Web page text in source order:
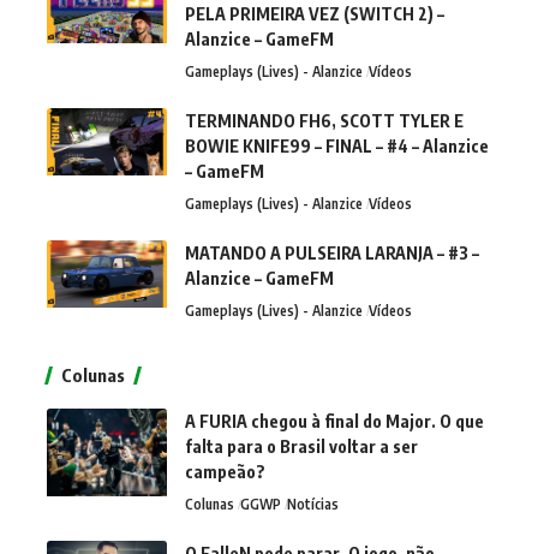
PELA PRIMEIRA VEZ (SWITCH 2) –
Alanzice – GameFM
Gameplays (Lives) - Alanzice Vídeos
TERMINANDO FH6, SCOTT TYLER E
BOWIE KNIFE99 – FINAL – #4 – Alanzice
– GameFM
Gameplays (Lives) - Alanzice Vídeos
MATANDO A PULSEIRA LARANJA – #3 –
Alanzice – GameFM
Gameplays (Lives) - Alanzice Vídeos
Colunas
A FURIA chegou à final do Major. O que
falta para o Brasil voltar a ser
campeão?
Colunas GGWP Notícias